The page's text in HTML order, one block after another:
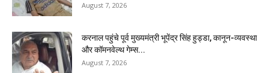
August 7, 2026
करनाल पहुंचे पूर्व मुख्यमंत्री भूपेंद्र सिंह हुड्डा, कानून-व्यवस्था
और कॉमनवेल्थ गेम्स...
August 7, 2026